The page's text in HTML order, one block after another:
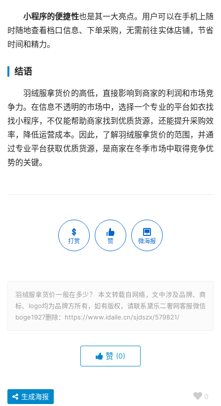
小程序的便捷性也是其一大亮点。用户可以在手机上随
时随地查看档口信息、下单采购，无需前往实体店铺，节省
时间和精力。
结语
羽绒服拿货价的高低，直接影响到商家的利润和市场竞
争力。在信息不透明的市场中，选择一个专业的平台如衣找
找小程序，不仅能帮助商家找到优质货源，还能提升采购效
率，降低运营成本。因此，了解羽绒服拿货价的范围，并通
过专业平台获取优质货源，是商家在冬季市场中取得竞争优
势的关键。
打赏 赞 微海报
羽绒服拿货价一般在多少？ 本文转载自网络，文中涉及品牌、商
标、logo均为品牌方所有，如有版权，请联系黛乐二奢网客服微信
boge1927删除：https://www.idaile.cn/sjdszx/579821/
赞 (0)
0
生成海报